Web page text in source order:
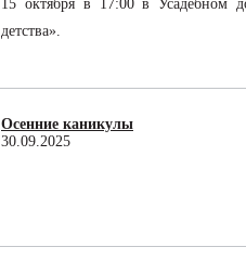
15 октября в 17:00 в Усадебном
детства».
Осенние каникулы
30.09.2025